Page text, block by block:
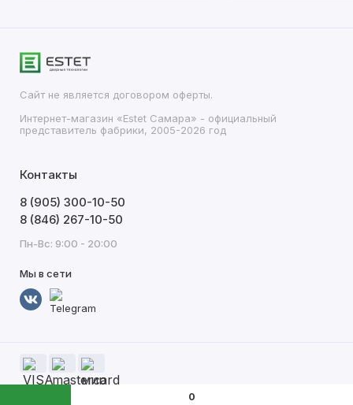
0
Сайт не является договором оферты.
Интернет-магазин «Estet Самара» - официальный
представитель фабрики, 2005-2026 год
Контакты
8 (905) 300-10-50
8 (846) 267-10-50
Пн-Вс: 9:00 - 20:00
Мы в сети